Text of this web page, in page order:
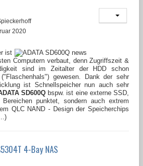
2020
ist
Computern verbaut, denn Zugriffszeit &
sind im Zeitalter der HDD schon
gewesen. Dank der sehr
ist Schnellspeicher nun auch sehr
SD600Q bspw. ist eine externe SSD,
punktet, sondern auch extrem
QLC NAND - Design der Speicherchips
4-Bay NAS